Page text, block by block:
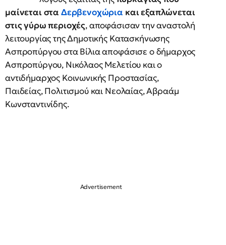
μαίνεται στα Δερβενοχώρια και εξαπλώνεται
στις γύρω περιοχές, αποφάσισαν την αναστολή
λειτουργίας της Δημοτικής Κατασκήνωσης
Ασπροπύργου στα Βίλια αποφάσισε ο δήμαρχος
Ασπροπύργου, Νικόλαος Μελετίου και ο
αντιδήμαρχος Κοινωνικής Προστασίας,
Παιδείας, Πολιτισμού και Νεολαίας, Αβραάμ
Κωνσταντινίδης.